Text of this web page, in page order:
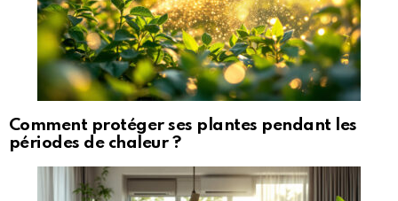
Comment protéger ses plantes pendant les
périodes de chaleur ?